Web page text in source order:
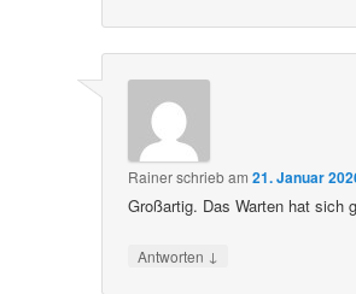
Rainerschriebam21. Januar
Großartig. Das Warten hat sich
Antworten ↓